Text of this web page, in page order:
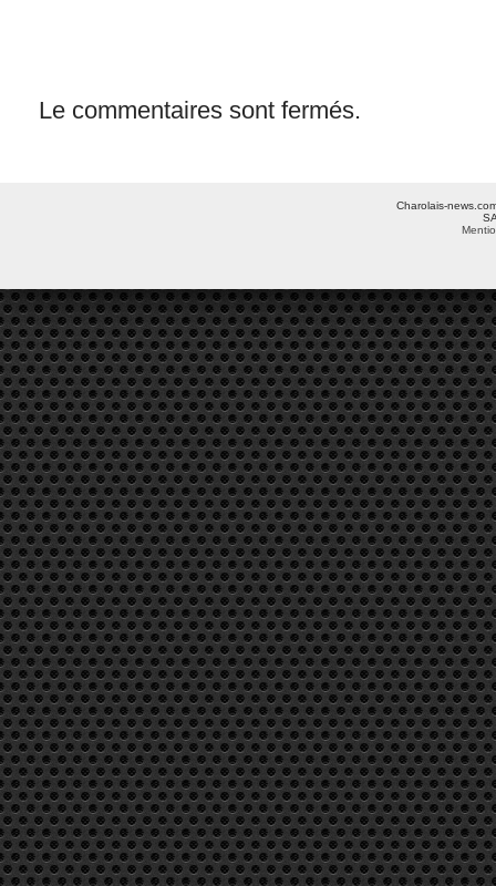
Le commentaires sont fermés.
Charolais-